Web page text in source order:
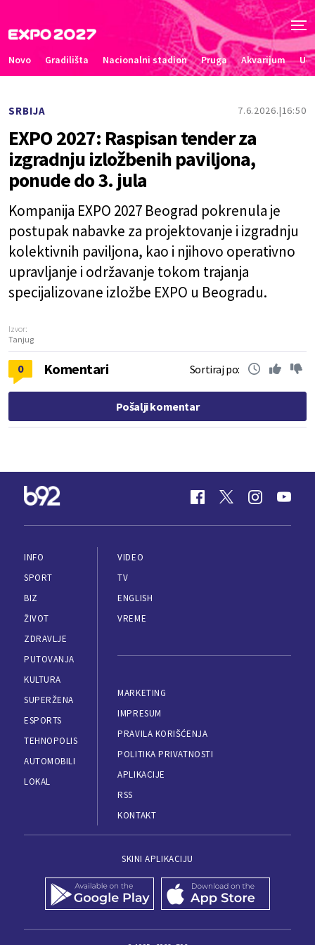
Novo Gradilišta Nacionalni stadion Pruga Akvarijum
SRBIJA 7.6.2026. 16:50
EXPO 2027: Raspisan tender za
izgradnju izložbenih paviljona,
ponude do 3. jula
Kompanija EXPO 2027 Beograd pokrenula je
postupak nabavke za projektovanje i izgradnju
kolektivnih paviljona, kao i njihovo operativno
upravljanje i održavanje tokom trajanja
specijalizovane izložbe EXPO u Beogradu.
Izvor:
Tanjug
0 Komentari Sortiraj po:
Pošalji komentar
INFO
SPORT
BIZ
ŽIVOT
ZDRAVLJE
PUTOVANJA
KULTURA
SUPERŽENA
ESPORTS
TEHNOPOLIS
AUTOMOBILI
LOKAL
VIDEO
TV
ENGLISH
VREME
MARKETING
IMPRESUM
PRAVILA KORIŠĆENJA
POLITIKA PRIVATNOSTI
APLIKACIJE
RSS
KONTAKT
SKINI APLIKACIJU